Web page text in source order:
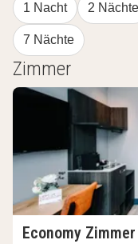
1 Nacht 2 Nächte
7 Nächte
Zimmer
Economy Zimmer